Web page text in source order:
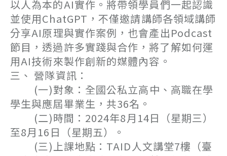
以人為本的AI實作。將帶領學員們一起認識
並使用ChatGPT，不僅邀請講師各領域講師
分享AI原理與實作案例，也會產出Podcast
節目，透過許多實踐與合作，將了解如何運
用AI技術來製作創新的媒體內容。
三、 營隊資訊：
(一)對象：全國公私立高中、高職在學
學生與應屆畢業生，共36名。
(二)時間：2024年8月14日（星期三）
至8月16日（星期五）。
(三)上課地點：TAID人文講堂7樓（臺